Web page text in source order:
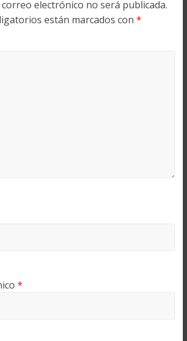
electrónico no será publicada.
están marcados con *
*